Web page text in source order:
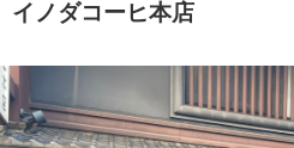
イノダコーヒ本店